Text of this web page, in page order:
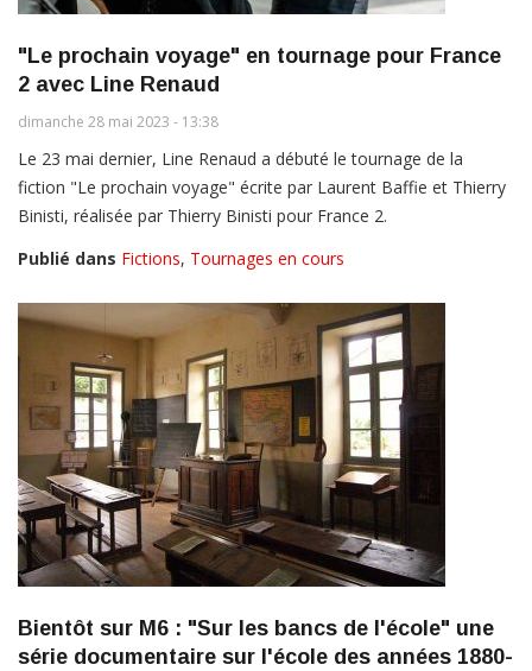
"Le prochain voyage" en tournage pour France
2 avec Line Renaud
dimanche 28 mai 2023 - 13:38
Le 23 mai dernier, Line Renaud a débuté le tournage de la
fiction "Le prochain voyage" écrite par Laurent Baffie et Thierry
Binisti, réalisée par Thierry Binisti pour France 2.
Publié dans Fictions, Tournages en cours
Bientôt sur M6 : "Sur les bancs de l'école" une
série documentaire sur l'école des années 1880-